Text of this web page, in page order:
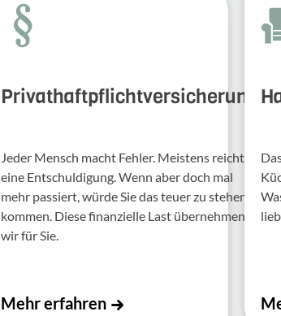
Privathaftpflichtversicherung
Jeder Mensch macht Fehler. Meis­tens reicht
eine Entschul­di­gung. Wenn aber doch mal
mehr passiert, würde Sie das teuer zu stehen
kommen. Diese finan­zi­elle Last über­nehmen
wir für Sie.
Mehr erfahren